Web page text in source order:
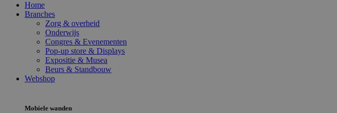
Home
Branches
Zorg & overheid
Onderwijs
Congres & Evenementen
Pop-up store & Displays
Expositie & Musea
Beurs & Standbouw
Webshop
Mobiele wanden